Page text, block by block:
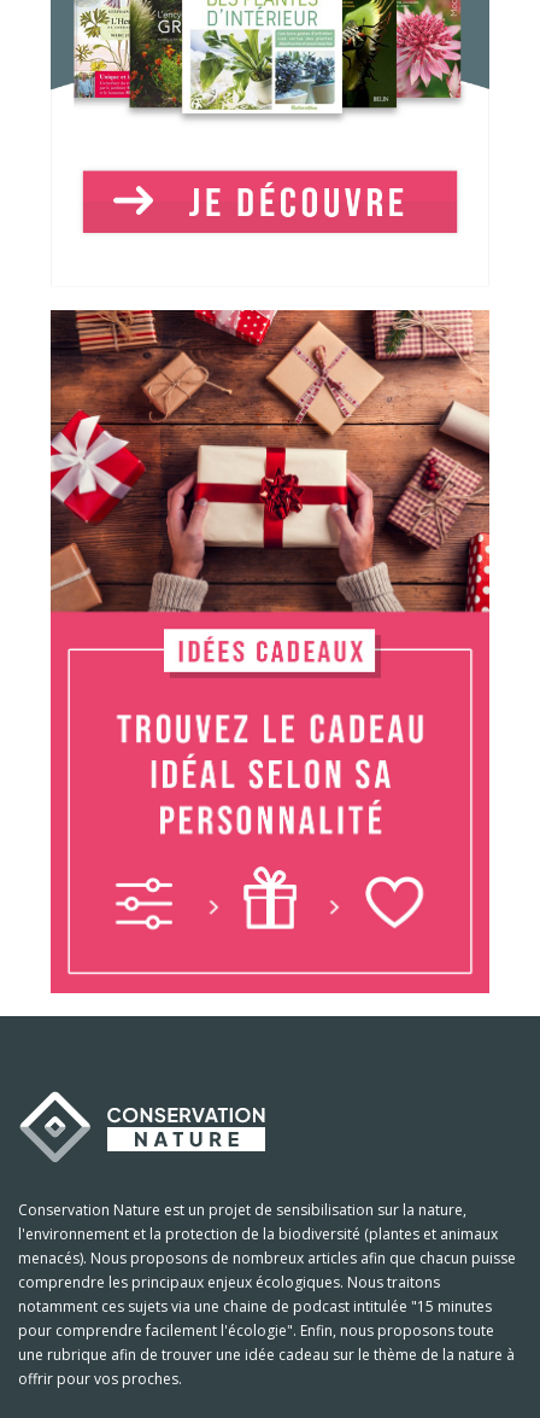
Conservation Nature est un projet de sensibilisation sur la nature,
l'environnement et la protection de la biodiversité (plantes et animaux
menacés). Nous proposons de nombreux articles afin que chacun puisse
comprendre les principaux enjeux écologiques. Nous traitons
notamment ces sujets via une chaine de podcast intitulée "15 minutes
pour comprendre facilement l'écologie". Enfin, nous proposons toute
une rubrique afin de trouver une idée cadeau sur le thème de la nature à
offrir pour vos proches.